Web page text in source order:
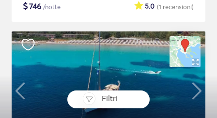
Filtri
$746 /notte (1 recensioni)
5.0